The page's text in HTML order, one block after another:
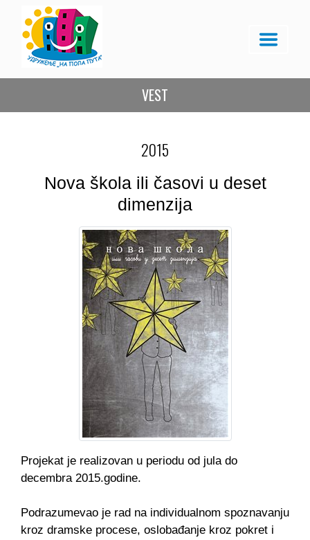
VEST
2015
Nova škola ili časovi u deset
dimenzija
Projekat je realizovan u periodu od jula do
decembra 2015.godine.
Podrazumevao je rad na individualnom spoznavanju
kroz dramske procese, oslobađanje kroz pokret i